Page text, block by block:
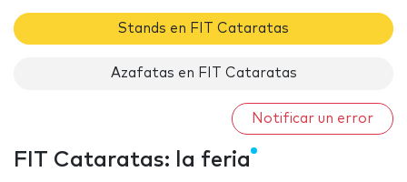
Stands en FIT Cataratas
Azafatas en FIT Cataratas
Notificar un error
FIT Cataratas: la feria